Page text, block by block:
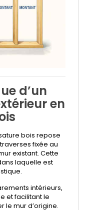
d’un
en
bois repose
fixée au
existant. Cette
laquelle est
intérieurs,
et facilitant le
le mur d’origine.